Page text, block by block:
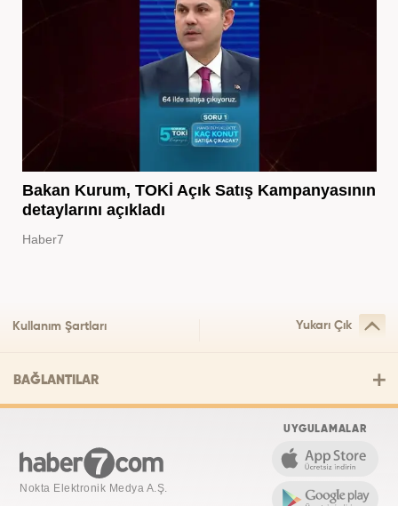
Bakan Kurum, TOKİ Açık Satış Kampanyasının
detaylarını açıkladı
Haber7
Kullanım Şartları Yukarı Çık
BAĞLANTILAR
Nokta Elektronik Medya A.Ş.
UYGULAMALAR